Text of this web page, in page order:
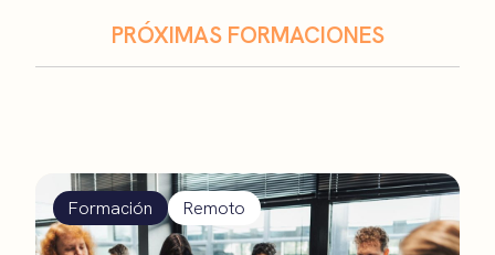
PRÓXIMAS FORMACIONES
Formación Remoto